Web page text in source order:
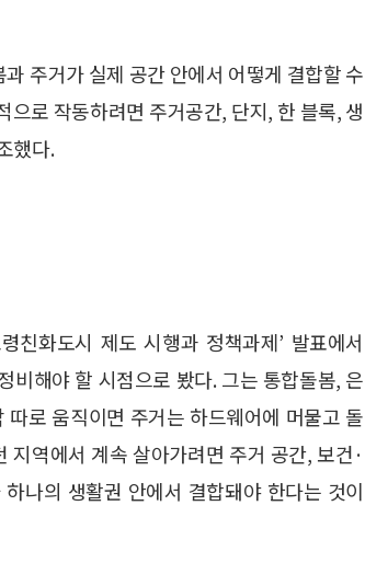
주거가 실제 공간 안에서 어떻게 결합할 수
로 작동하려면 주거공간, 단지, 한 블록, 생
했다.
친화도시 제도 시행과 정책과제’ 발표에서
비해야 할 시점으로 봤다. 그는 통합돌봄, 은
로 움직이면 주거는 하드웨어에 머물고 돌
역에서 계속 살아가려면 주거 공간, 보건·
나의 생활권 안에서 결합돼야 한다는 것이